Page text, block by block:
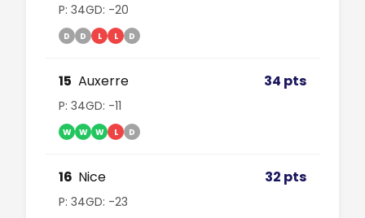
P: 34GD: -20
D D L L D
15 Auxerre 34 pts
P: 34GD: -11
W W W L D
16 Nice 32 pts
P: 34GD: -23